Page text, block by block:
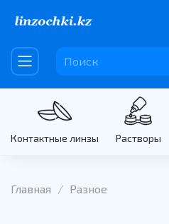
Контактные линзы Растворы
Главная Разное